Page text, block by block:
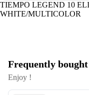
TIEMPO LEGEND 10
WHITE/MULTICOLOR
Frequently
Enjoy !